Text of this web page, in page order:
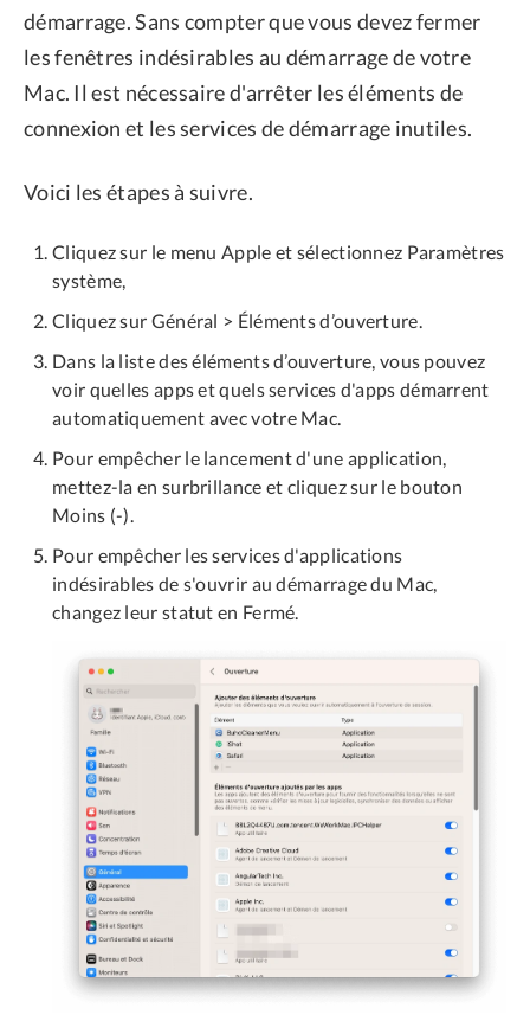
démarrage. Sans compter que vous devez fermer
les fenêtres indésirables au démarrage de votre
Mac. Il est nécessaire d'arrêter les éléments de
connexion et les services de démarrage inutiles.
Voici les étapes à suivre.
Cliquez sur le menu Apple et sélectionnez Paramètres
système,
Cliquez sur Général > Éléments d’ouverture.
Dans la liste des éléments d’ouverture, vous pouvez
voir quelles apps et quels services d'apps démarrent
automatiquement avec votre Mac.
Pour empêcher le lancement d'une application,
mettez-la en surbrillance et cliquez sur le bouton
Moins (-).
Pour empêcher les services d'applications
indésirables de s'ouvrir au démarrage du Mac,
changez leur statut en Fermé.